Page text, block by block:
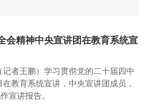
会精神中央宣讲团在教育系统宣
王鹏）学习贯彻党的二十届四中
教育系统宣讲，中央宣讲团成员，
宣讲报告。